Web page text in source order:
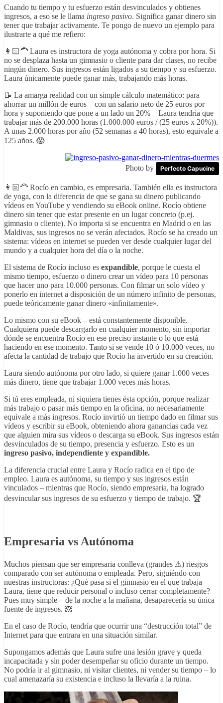
Cuando tu tiempo y tu esfuerzo están desvinculados y obtienes
ingresos, a eso se le llama ingreso pasivo. Significa ganar dinero sin
tener que trabajar activamente. Te pongo de nuevo un ejemplo para
ilustrarte a qué me refiero:
👩🏻‍🦱 Laura es instructora de yoga autónoma y cobra por hora. Si
no se desplaza hasta un gimnasio o cliente para dar clases, no recibe
ningún dinero. Sus ingresos están ligados a su tiempo y su esfuerzo.
Laura únicamente puede ganar más, trabajando más horas.
📝 La amarga realidad con un simple cálculo matemático: para
ahorrar un millón de euros – con un salario neto de 25 euros por
hora y suponiendo que pone a un lado un 20% – Laura tendría que
trabajar más de 200.000 horas (1.000.000 euros / (25 euros x 20%)).
A unas 2.000 horas por año (52 semanas a 40 horas), esto equivale a
125 años. 😱
Photo by Perfecto Capucine
👩🏻‍🦰 Rocío en cambio, es empresaria. También ella es instructora
de yoga, con la diferencia de que se gana su dinero publicando
vídeos en YouTube y vendiendo su eBook online. Rocío obtiene
dinero sin tener que estar presente en un lugar concreto (p.ej.
gimnasio o cliente). No importa si se encuentra en Madrid o en las
Maldivas, sus ingresos no se verán afectados. Rocío se ha creado un
sistema: vídeos en internet se pueden ver desde cualquier lugar del
mundo y a cualquier hora del día o la noche.
El sistema de Rocío incluso es expandible, porque le cuesta el
mismo tiempo, esfuerzo o dinero crear un vídeo para 10 personas
que hacer uno para 10.000 personas. Con filmar un solo vídeo y
ponerlo en internet a disposición de un número infinito de personas,
puede teóricamente ganar dinero «infinitamente».
Lo mismo con su eBook – está constantemente disponible.
Cualquiera puede descargarlo en cualquier momento, sin importar
dónde se encuentra Rocío en ese preciso instante o lo que está
haciendo en ese momento. Tanto si se vende 10 ó 10.000 veces, no
afecta la cantidad de trabajo que Rocío ha invertido en su creación.
Laura siendo autónoma por otro lado, si quiere ganar 1.000 veces
más dinero, tiene que trabajar 1.000 veces más horas.
Si tú eres empleada, ni siquiera tienes ésta opción, porque realizar
más trabajo o pasar más tiempo en la oficina, no necesariamente
equivale a más ingresos. Rocío invirtió un tiempo dado en filmar sus
vídeos y escribir su eBook, obteniendo ahora ganancias cada vez
que alguien mira sus vídeos o descarga su eBook. Sus ingresos están
desvinculados de su tiempo, presencia y esfuerzo. Esto es un
ingreso pasivo, independiente y expandible.
La diferencia crucial entre Laura y Rocío radica en el tipo de
empleo. Laura es autónoma, su tiempo y sus ingresos están
vinculados – mientras que Rocío, siendo empresaria, ha logrado
desvincular sus ingresos de su esfuerzo y tiempo de trabajo. 🏆
Empresaria vs Autónoma
Muchos piensan que ser empresaria conlleva (grandes ⚠) riesgos
comparado con ser autónoma o empleada. Pero, siguiéndo con
nuestras instructoras: ¿Qué pasa si el gimnasio en el que trabaja
Laura, tiene que reducir personal o incluso cerrar completamente?
Pues muy simple – de la noche a la mañana, desaparecería su única
fuente de ingresos. 🙈
En el caso de Rocío, tendría que ocurrir una “destrucción total” de
Internet para que entrara en una situación similar.
Supongamos además que Laura sufre una lesión grave y queda
incapacitada y sin poder desempeñar su oficio durante un tiempo.
No podría ir al gimnasio, ni visitar clientes, ni vender su tiempo – lo
cual amenazaría su existencia e incluso la llevaría a la ruina.